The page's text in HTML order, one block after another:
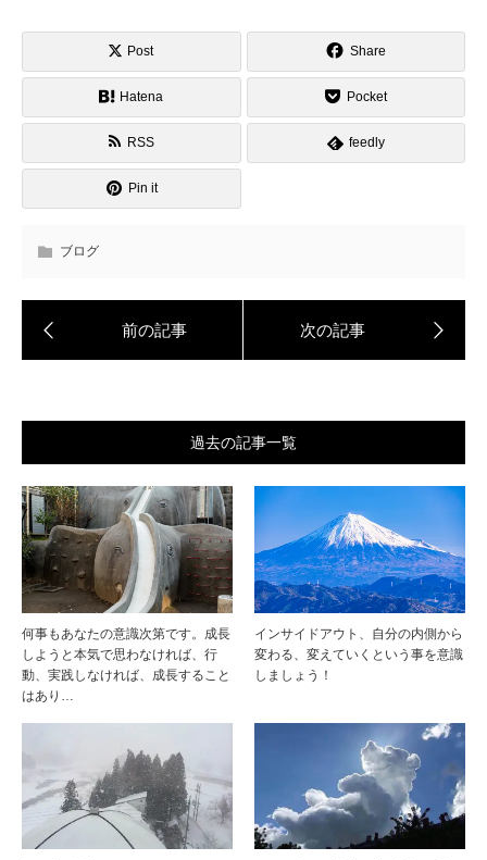
Post Share
Hatena Pocket
RSS feedly
Pin it
ブログ
過去の記事一覧
何事もあなたの意識次第です。成長
しようと本気で思わなければ、行
動、実践しなければ、成長すること
はあり…
インサイドアウト、自分の内側から
変わる、変えていくという事を意識
しましょう！